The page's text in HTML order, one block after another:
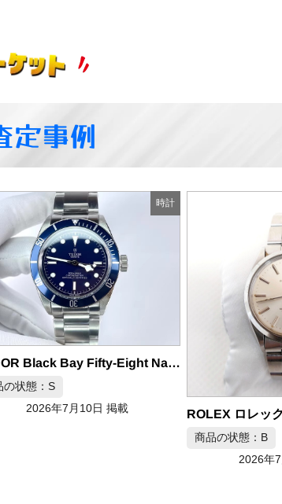
定事例
時計
商品の状態：S
2026年